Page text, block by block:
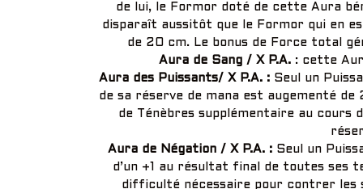
de lui, le Formor doté de cette Aura
disparaît aussitôt que le Formor qui en
de 20 cm. Le bonus de Force total
Aura de Sang / X P.A. : cette
Aura des Puissants/ X P.A. : Seul un
de sa réserve de mana est augementé
de Ténèbres supplémentaire au cours
Aura de Négation / X P.A. :Seul un
d’un +1 au résultat final de toutes ses
difficulté nécessaire pour contrer les